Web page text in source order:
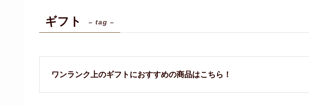
ギフト – tag –
ワンランク上のギフトにおすすめの商品はこちら！